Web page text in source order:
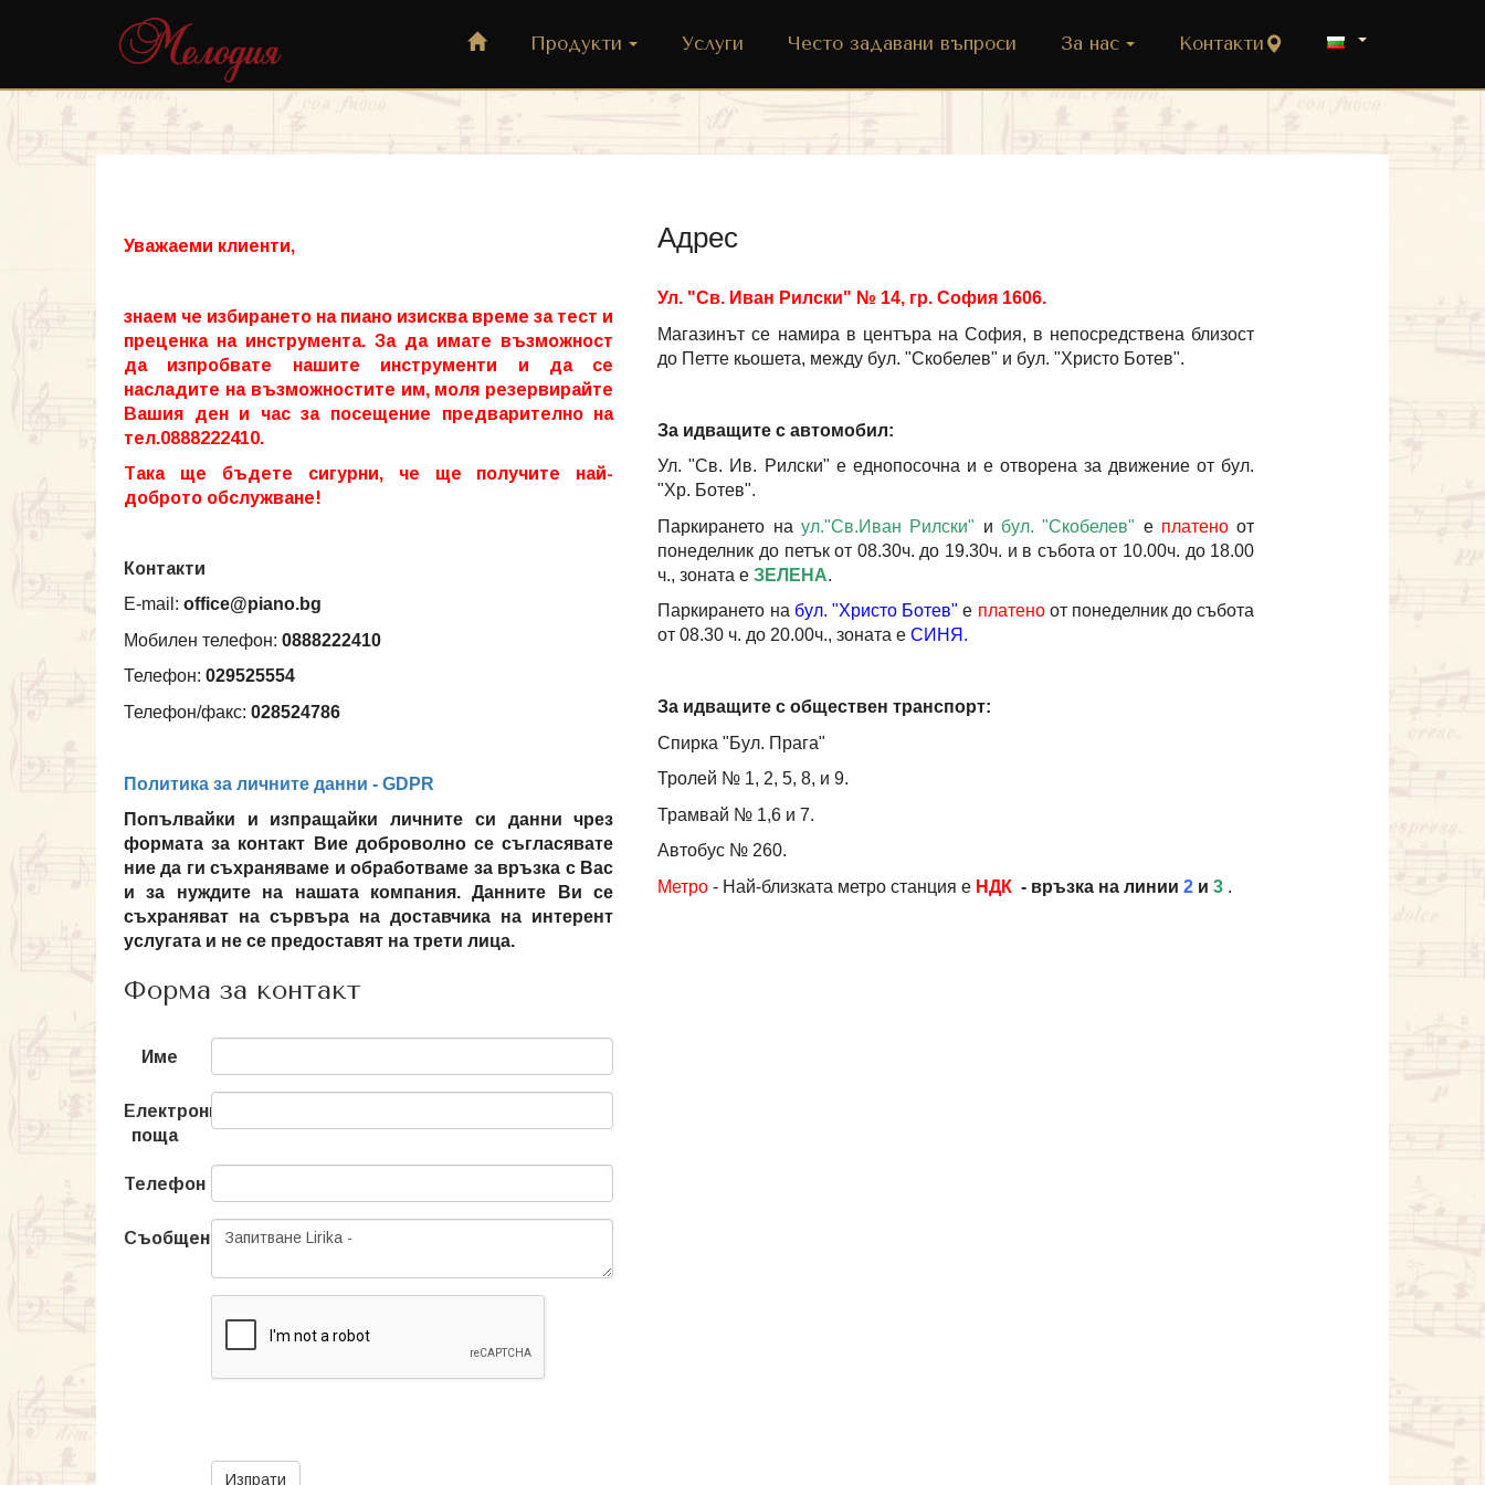
Продукти Услуги Често задавани въпроси За нас Контакти
Уважаеми клиенти,
знаем че избирането на пиано изисква време за тест и
преценка на инструмента. За да имате възможност
да изпробвате нашите инструменти и да се
насладите на възможностите им, моля резервирайте
Вашия ден и час за посещение предварително на
тел.0888222410.
Така ще бъдете сигурни, че ще получите най-
доброто обслужване!
Контакти
E-mail: office@piano.bg
Мобилен телефон: 0888222410
Телефон: 029525554
Телефон/факс: 028524786
Политика за личните данни - GDPR
Попълвайки и изпращайки личните си данни чрез
формата за контакт Вие доброволно се съгласявате
ние да ги съхраняваме и обработваме за връзка с Вас
и за нуждите на нашата компания. Данните Ви се
съхраняват на сървъра на доставчика на интерент
услугата и не се предоставят на трети лица.
Форма за контакт
Име
Електронна
поща
Телефон
Съобщение
Адрес
Ул. "Св. Иван Рилски" № 14, гр. София 1606.
Магазинът се намира в центъра на София, в непосредствена близост
до Петте кьошета, между бул. "Скобелев" и бул. "Христо Ботев".
За идващите с автомобил:
Ул. "Св. Ив. Рилски" е еднопосочна и е отворена за движение от бул.
"Хр. Ботев".
Паркирането на ул."Св.Иван Рилски" и бул. "Скобелев" е платено от
понеделник до петък от 08.30ч. до 19.30ч. и в събота от 10.00ч. до 18.00
ч., зоната еЗЕЛЕНА.
Паркирането на бул. "Христо Ботев" е платеноот понеделник до събота
от 08.30 ч. до 20.00ч., зоната еСИНЯ.
За идващите с обществен транспорт:
Спирка "Бул. Прага"
Тролей № 1, 2, 5, 8, и 9.
Трамвай № 1,6 и 7.
Автобус № 260.
Метро - Най-близката метро станция е НДК - връзка на линии 2 и3 .